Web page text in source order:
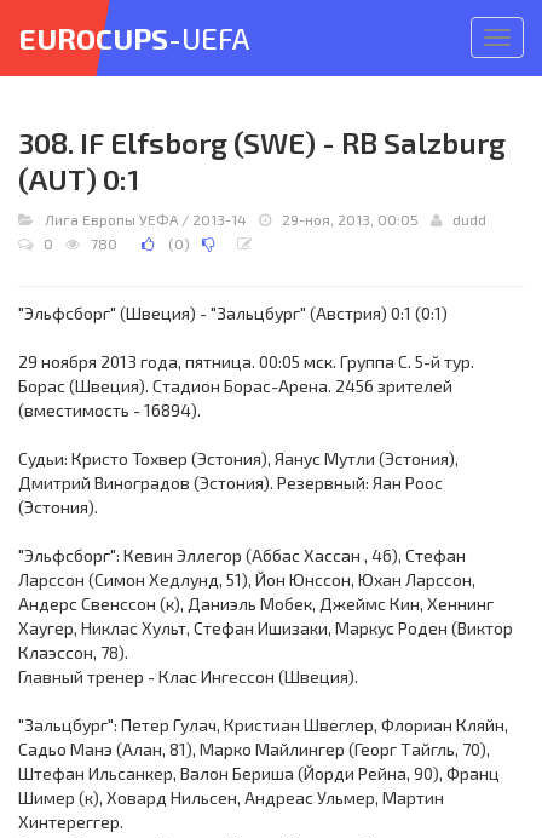
меню
EUROCUPS-UEFA
308. IF Elfsborg (SWE) - RB Salzburg
(AUT) 0:1
Лига Европы УЕФА / 2013-14 29-ноя, 2013, 00:05
dudd
0
780 (0)
"Эльфсборг" (Швеция) - "Зальцбург" (Австрия) 0:1 (0:1)
29 ноября 2013 года, пятница. 00:05 мск. Группа C. 5-й тур.
Борас (Швеция). Стадион Борас-Арена. 2456 зрителей
(вместимость - 16894).
Судьи: Кристо Тохвер (Эстония), Яанус Мутли (Эстония),
Дмитрий Виноградов (Эстония). Резервный: Яан Роос
(Эстония).
"Эльфсборг": Кевин Эллегор (Аббас Хассан , 46), Стефан
Ларссон (Симон Хедлунд, 51), Йон Юнссон, Юхан Ларссон,
Андерс Свенссон (к), Даниэль Мобек, Джеймс Кин, Хеннинг
Хаугер, Никлас Хульт, Стефан Ишизаки, Маркус Роден (Виктор
Клаэссон, 78).
Главный тренер - Клас Ингессон (Швеция).
"Зальцбург": Петер Гулач, Кристиан Швеглер, Флориан Кляйн,
Садьо Манэ (Алан, 81), Марко Майлингер (Георг Тайгль, 70),
Штефан Ильсанкер, Валон Бериша (Йорди Рейна, 90), Франц
Шимер (к), Ховард Нильсен, Андреас Ульмер, Мартин
Хинтереггер.